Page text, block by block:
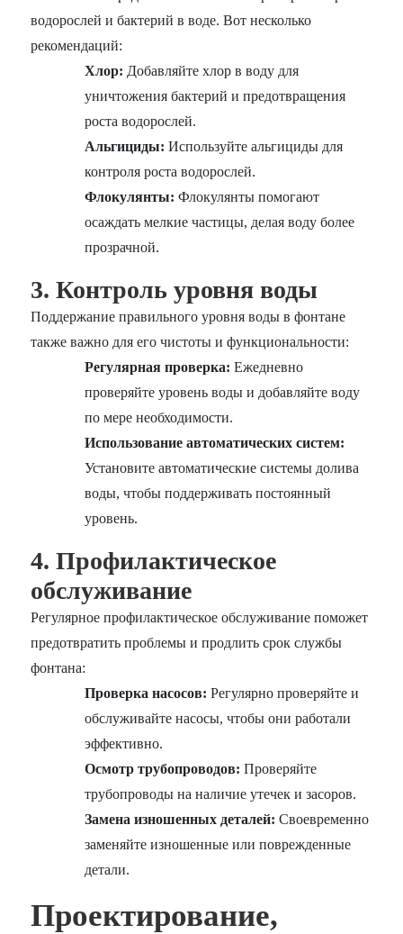
водорослей и бактерий в воде. Вот несколько
рекомендаций:
Хлор: Добавляйте хлор в воду для
уничтожения бактерий и предотвращения
роста водорослей.
Альгициды: Используйте альгициды для
контроля роста водорослей.
Флокулянты: Флокулянты помогают
осаждать мелкие частицы, делая воду более
прозрачной.
3. Контроль уровня воды
Поддержание правильного уровня воды в фонтане
также важно для его чистоты и функциональности:
Регулярная проверка: Ежедневно
проверяйте уровень воды и добавляйте воду
по мере необходимости.
Использование автоматических систем:
Установите автоматические системы долива
воды, чтобы поддерживать постоянный
уровень.
4. Профилактическое
обслуживание
Регулярное профилактическое обслуживание поможет
предотвратить проблемы и продлить срок службы
фонтана:
Проверка насосов: Регулярно проверяйте и
обслуживайте насосы, чтобы они работали
эффективно.
Осмотр трубопроводов: Проверяйте
трубопроводы на наличие утечек и засоров.
Замена изношенных деталей: Своевременно
заменяйте изношенные или поврежденные
детали.
Проектирование,